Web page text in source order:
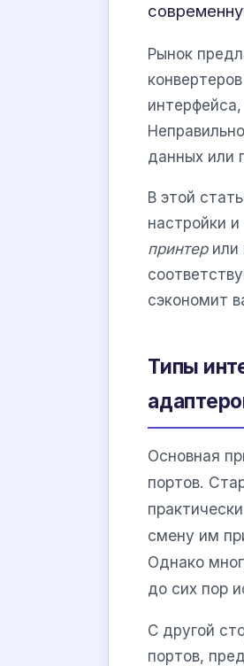
Рынок
данных или
В этой
настройки
принтерили
сэкономит
Типы
Основная
портов.
смену им
Однако
до сих пор
С другой
портов,